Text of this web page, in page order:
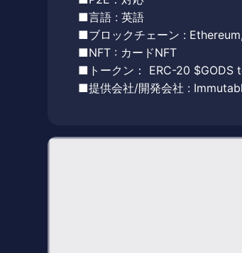
■言語 : 英語
■ブロックチェーン :
■NFT : カードNFT
■トークン： ERC-20 $GODS
■提供会社/開発会社 :